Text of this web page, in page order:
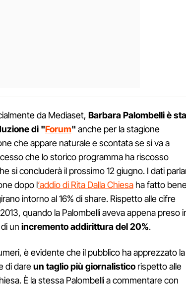
da Mediaset, Barbara Palombelli è
di "Forum" anche per la stagione
che appare naturale e scontata se si va a
che lo storico programma ha riscosso
si concluderà il prossimo 12 giugno. I dati
dopo l‘addio di Rita Dalla Chiesa ha fatto
intorno al 16% di share. Rispetto alle cifre
quando la Palombelli aveva appena preso
un incremento addirittura del 20%.
è evidente che il pubblico ha apprezzato la
di dareun taglio più giornalistico rispetto alle
È la stessa Palombelli a commentare con